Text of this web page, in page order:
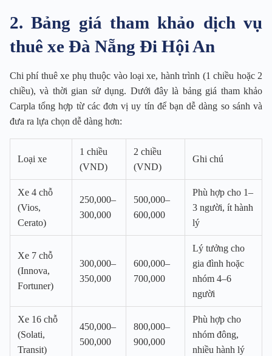
2. Bảng giá tham khảo dịch vụ
thuê xe Đà Nẵng Đi Hội An
Chi phí thuê xe phụ thuộc vào loại xe, hành trình (1 chiều hoặc 2
chiều), và thời gian sử dụng. Dưới đây là bảng giá tham khảo
Carpla tổng hợp từ các đơn vị uy tín để bạn dễ dàng so sánh và
đưa ra lựa chọn dễ dàng hơn:
Loại xe
1 chiều
(VND)
2 chiều
(VND)
Ghi chú
Xe 4 chỗ
(Vios,
Cerato)
250,000–
300,000
500,000–
600,000
Phù hợp cho 1–
3 người, ít hành
lý
Xe 7 chỗ
(Innova,
Fortuner)
300,000–
350,000
600,000–
700,000
Lý tưởng cho
gia đình hoặc
nhóm 4–6
người
Xe 16 chỗ
(Solati,
Transit)
450,000–
500,000
800,000–
900,000
Phù hợp cho
nhóm đông,
nhiều hành lý